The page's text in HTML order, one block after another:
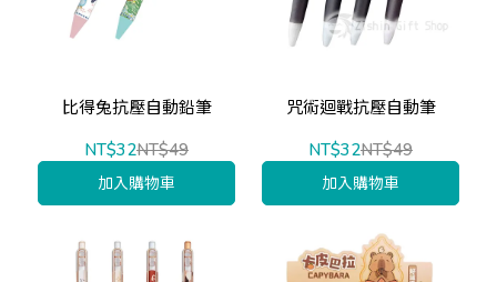
比得兔抗壓自動鉛筆
NT$32NT$49
加入購物車
咒術迴戰抗壓自動筆
NT$32NT$49
加入購物車